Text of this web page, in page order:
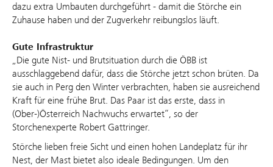
dazu extra Umbauten durchgeführt - damit die Störche ein
Zuhause haben und der Zugverkehr reibungslos läuft.
Gute Infrastruktur
„Die gute Nist- und Brutsituation durch die ÖBB ist
ausschlaggebend dafür, dass die Störche jetzt schon brüten. Da
sie auch in Perg den Winter verbrachten, haben sie ausreichend
Kraft für eine frühe Brut. Das Paar ist das erste, dass in
(Ober-)Österreich Nachwuchs erwartet“, so der
Storchenexperte Robert Gattringer.
Störche lieben freie Sicht und einen hohen Landeplatz für ihr
Nest, der Mast bietet also ideale Bedingungen. Um den